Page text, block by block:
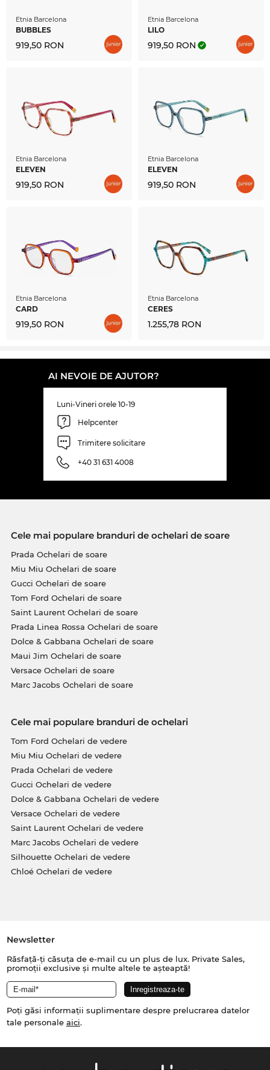
Etnia Barcelona
BUBBLES
919,50 RON
Etnia Barcelona
LILO
919,50 RON
Etnia Barcelona
ELEVEN
919,50 RON
Etnia Barcelona
ELEVEN
919,50 RON
Etnia Barcelona
CARD
919,50 RON
Etnia Barcelona
CERES
1.255,78 RON
AI NEVOIE DE AJUTOR?
Luni-Vineri orele 10-19
Helpcenter
Trimitere solicitare
+40 31 631 4008
Cele mai populare branduri de ochelari de soare
Prada Ochelari de soare
Miu Miu Ochelari de soare
Gucci Ochelari de soare
Tom Ford Ochelari de soare
Saint Laurent Ochelari de soare
Prada Linea Rossa Ochelari de soare
Dolce & Gabbana Ochelari de soare
Maui Jim Ochelari de soare
Versace Ochelari de soare
Marc Jacobs Ochelari de soare
Cele mai populare branduri de ochelari
Tom Ford Ochelari de vedere
Miu Miu Ochelari de vedere
Prada Ochelari de vedere
Gucci Ochelari de vedere
Dolce & Gabbana Ochelari de vedere
Versace Ochelari de vedere
Saint Laurent Ochelari de vedere
Marc Jacobs Ochelari de vedere
Silhouette Ochelari de vedere
Chloé Ochelari de vedere
Newsletter
Răsfață-ți căsuța de e-mail cu un plus de lux. Private Sales,
promoții exclusive și multe altele te așteaptă!
Poți găsi informații suplimentare despre prelucrarea datelor
tale personale aici.